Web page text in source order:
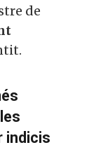
de
indicis